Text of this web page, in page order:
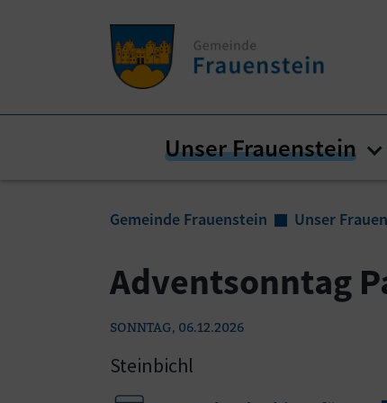
Unser Frauenstein
Gemeinde Frauenstein Unser
Adventsonntag
SONNTAG, 06.12.2026
Steinbichl